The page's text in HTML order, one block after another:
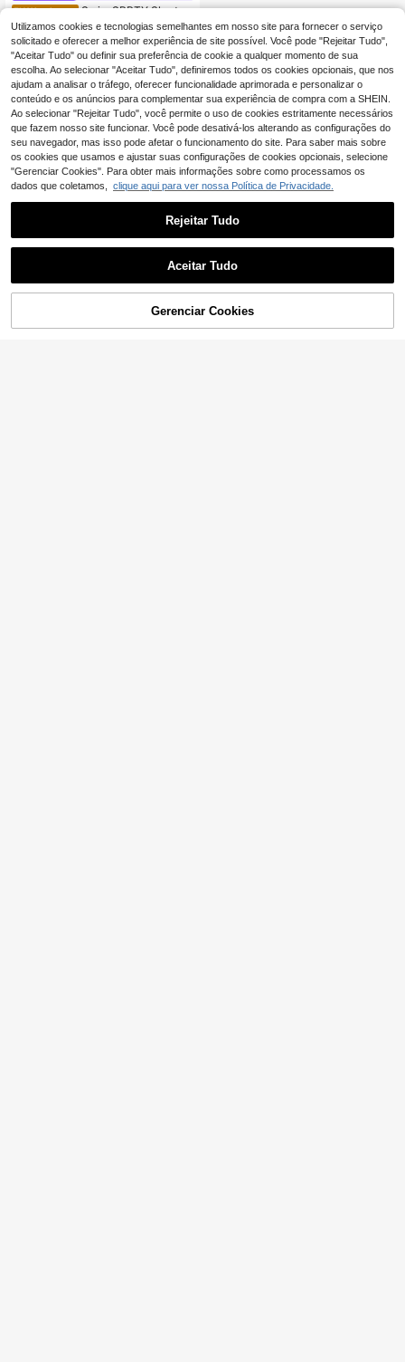
EU Warehouse Swim SPRTY Shorts d
e praia femininos elegantes e casua
is, perfeitos para férias românticas,
com detalhes em metal, design com
sobreposição de saia, modelador de
silhueta, ideais para praia, resorts, s
pas, festivais de música, lua de mel
e viagens de lazer.
#1 Mais Vendido em Curto Calções Femininos
11,87€ -1% 11,99€
COMPRE AGORA
Utilizamos cookies e tecnologias semelhantes em nosso site para fornecer o serviço
solicitado e oferecer a melhor experiência de site possível. Você pode "Rejeitar Tudo",
"Aceitar Tudo" ou definir sua preferência de cookie a qualquer momento de sua
escolha. Ao selecionar "Aceitar Tudo", definiremos todos os cookies opcionais, que nos
ajudam a analisar o tráfego, oferecer funcionalidade aprimorada e personalizar o
conteúdo e os anúncios para complementar sua experiência de compra com a SHEIN.
Ao selecionar "Rejeitar Tudo", você permite o uso de cookies estritamente necessários
que fazem nosso site funcionar. Você pode desativá-los alterando as configurações do
seu navegador, mas isso pode afetar o funcionamento do site. Para saber mais sobre
os cookies que usamos e ajustar suas configurações de cookies opcionais, selecione
"Gerenciar Cookies". Para obter mais informações sobre como processamos os
dados que coletamos, clique aqui para ver nossa Política de Privacidade.
Rejeitar Tudo
Aceitar Tudo
Gerenciar Cookies